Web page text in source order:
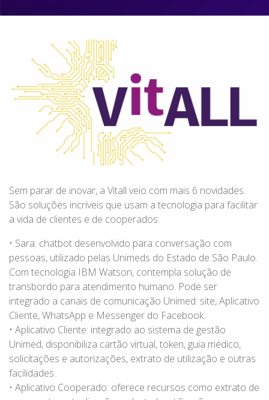
Sem parar de inovar, a Vitall veio com mais 6 novidades.
São soluções incríveis que usam a tecnologia para facilitar
a vida de clientes e de cooperados:
• Sara: chatbot desenvolvido para conversação com
pessoas, utilizado pelas Unimeds do Estado de São Paulo.
Com tecnologia IBM Watson, contempla solução de
transbordo para atendimento humano. Pode ser
integrado a canais de comunicação Unimed: site, Aplicativo
Cliente, WhatsApp e Messenger do Facebook.
• Aplicativo Cliente: integrado ao sistema de gestão
Unimed, disponibiliza cartão virtual, token, guia médico,
solicitações e autorizações, extrato de utilização e outras
facilidades.
• Aplicativo Cooperado: oferece recursos como extrato de